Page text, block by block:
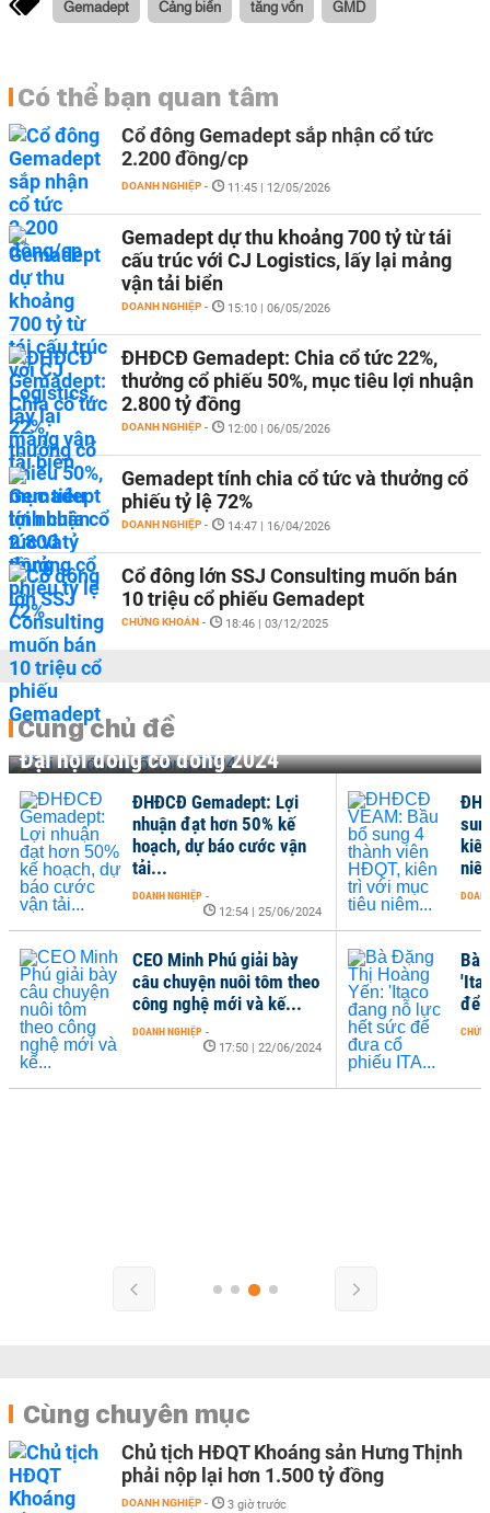
Gemadept Cảng biển tăng vốn GMD
Có thể bạn quan tâm
Cổ đông Gemadept sắp nhận cổ tức
2.200 đồng/cp
DOANH NGHIỆP - 11:45 | 12/05/2026
Gemadept dự thu khoảng 700 tỷ từ tái
cấu trúc với CJ Logistics, lấy lại mảng
vận tải biển
DOANH NGHIỆP - 15:10 | 06/05/2026
ĐHĐCĐ Gemadept: Chia cổ tức 22%,
thưởng cổ phiếu 50%, mục tiêu lợi nhuận
2.800 tỷ đồng
DOANH NGHIỆP - 12:00 | 06/05/2026
Gemadept tính chia cổ tức và thưởng cổ
phiếu tỷ lệ 72%
DOANH NGHIỆP - 14:47 | 16/04/2026
Cổ đông lớn SSJ Consulting muốn bán
10 triệu cổ phiếu Gemadept
CHỨNG KHOÁN - 18:46 | 03/12/2025
Cùng chủ đề
Đại hội đồng cổ đông 2024
Bà
để
ĐHĐCĐ Gemadept: Lợi
nhuận đạt hơn 50% kế
hoạch, dự báo cước vận
tải...
DOANH NGHIỆP -
12:54 | 25/06/2024
CEO Minh Phú giải bày
câu chuyện nuôi tôm theo
công nghệ mới và kế...
DOANH NGHIỆP -
17:50 | 22/06/2024
Cùng chuyên mục
Chủ tịch HĐQT Khoáng sản Hưng Thịnh
phải nộp lại hơn 1.500 tỷ đồng
DOANH NGHIỆP - 3 giờ trước